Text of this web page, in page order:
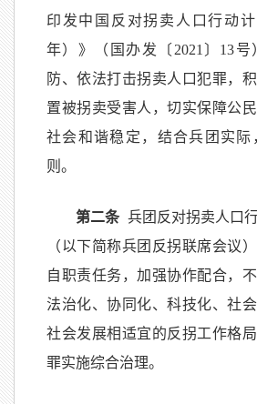
印发中国反对拐卖人口行动计
年）》（国办发〔2021〕13
防、依法打击拐卖人口犯罪，
置被拐卖受害人，切实保障公
社会和谐稳定，结合兵团实际
则。
第二条 兵团反对拐卖人口
（以下简称兵团反拐联席会议
自职责任务，加强协作配合，
法治化、协同化、科技化、社
社会发展相适宜的反拐工作格
罪实施综合治理。